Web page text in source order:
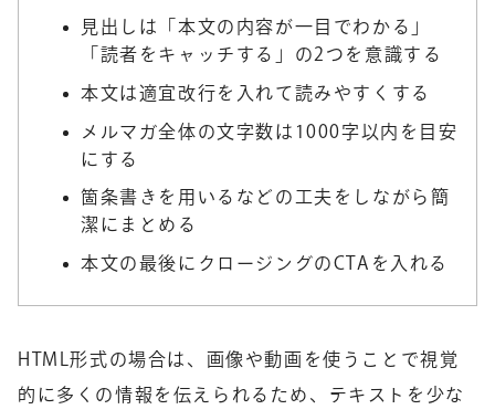
見出しは「本文の内容が一目でわかる」
「読者をキャッチする」の2つを意識する
本文は適宜改行を入れて読みやすくする
メルマガ全体の文字数は1000字以内を目安
にする
箇条書きを用いるなどの工夫をしながら簡
潔にまとめる
本文の最後にクロージングのCTAを入れる
HTML形式の場合は、画像や動画を使うことで視覚
的に多くの情報を伝えられるため、テキストを少な